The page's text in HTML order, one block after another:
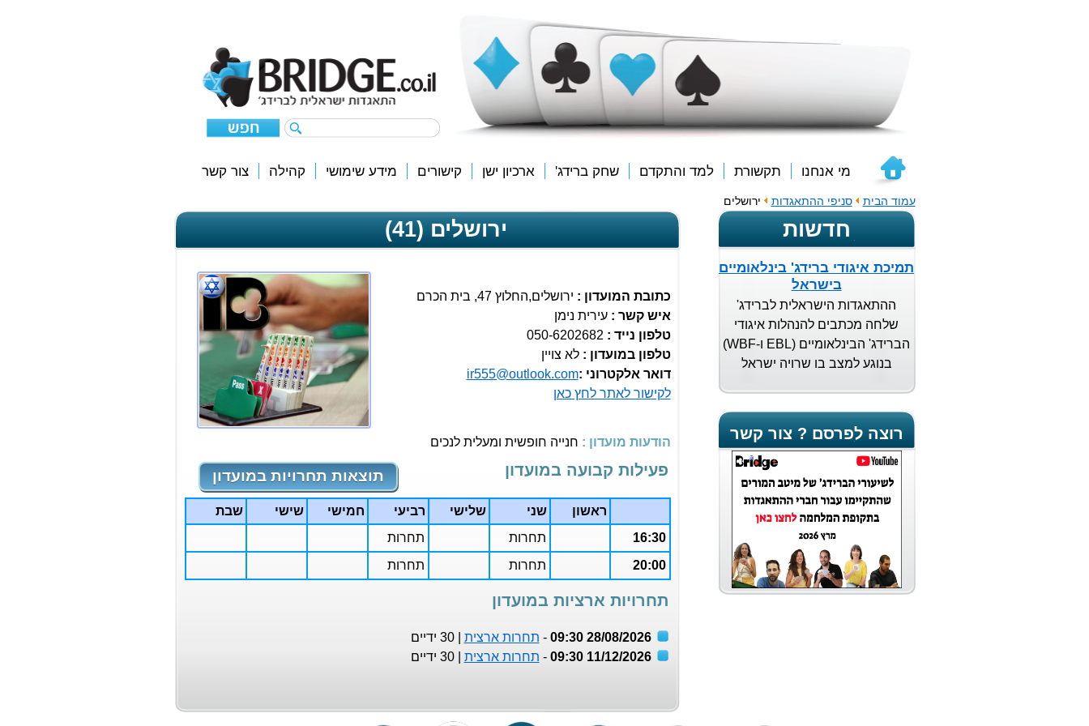
מי אנחנו תקשורת למד והתקדם שחק ברידג' ארכיון ישן קישורים מידע שימושי קהילה צור קשר
עמוד הבית סניפי ההתאגדות ירושלים
חדשות
תמיכת איגודי ברידג' בינלאומיים
בישראל
ההתאגדות הישראלית לברידג'
שלחה מכתבים להנהלות איגודי
הברידג' הבינלאומיים (EBL ו-WBF)
בנוגע למצב בו שרויה ישראל
נבחרת הנשים של ישראל
אלופת העולם
נבחרת הנשים של ישראל משלימה
את ההישג הגדול ביותר בתולדות
הענף בכל הזמנים - עם זכייה
במדליית הזהב באליפות העולם
שהסתיימה (2/9/23) במרוקו.
עולה על הגל
רוצה לפרסם ? צור קשר
ירושלים (41)
כתובת המועדון : ירושלים,החלוץ 47, בית הכרם
איש קשר : עירית נימן
טלפון נייד :
טלפון במועדון : לא צויין
דואר אלקטרוני :ir555@outlook.com
לקישור לאתר לחץ כאן
הודעות מועדון : חנייה חופשית ומעלית לנכים
תוצאות תחרויות במועדון פעילות קבועה במועדון
ראשון שני שלישי רביעי חמישי שישי
שבת
16:30
תחרות
תחרות
20:00
תחרות תחרות
תחרויות ארציות במועדון
28/08/2026 09:30
- תחרות ארצית | 30 ידיים
11/12/2026 09:30
- תחרות ארצית | 30 ידיים